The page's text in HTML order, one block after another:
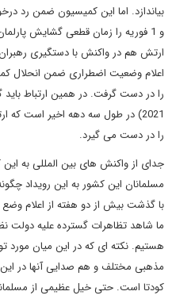
بیاندازد. اما این کمیسیون ضمن رد
و 1 فوریه را زمان قطعی گشایش پارلمان جدید میانمار اعلام کرد.
ارتش هم در واکنش با دستگیری رهبران
اعلام وضعیت اضطراری ضمن انحلال
2021) در طول سه دهه اخیر است که
را در دست می گیرد.
جدای از واکنش های بین المللی به این
مسلمانان این کشور به این رویداد
با گذشت بیش از دو هفته از اعلام
ما شاهد تظاهرات گسترده علیه دولت
هستیم. نکته ای که در این میان
مذهبی مختلف و هم صدایی آنها در
کودتا است. حتی خیل عظیمی از